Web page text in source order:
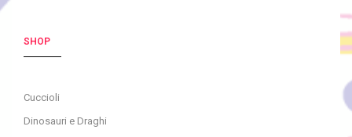
SHOP
Cuccioli
Dinosauri e Draghi